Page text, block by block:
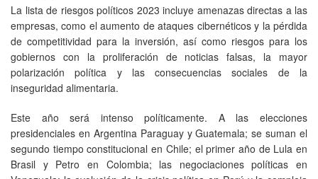
La lista de riesgos políticos 2023 incluye amenazas directas a las
empresas, como el aumento de ataques cibernéticos y la pérdida
de competitividad para la inversión, así como riesgos para los
gobiernos con la proliferación de noticias falsas, la mayor
polarización política y las consecuencias sociales de la
inseguridad alimentaria.
Este año será intenso políticamente. A las elecciones
presidenciales en Argentina Paraguay y Guatemala; se suman el
segundo tiempo constitucional en Chile; el primer año de Lula en
Brasil y Petro en Colombia; las negociaciones políticas en